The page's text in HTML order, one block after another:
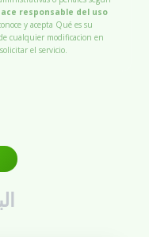
responsable del uso
y acepta Qué es su
cualquier modificacion en
el servicio.